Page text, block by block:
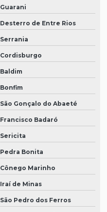
Guarani
Desterro de Entre Rios
Serrania
Cordisburgo
Baldim
Bonfim
São Gonçalo do Abaeté
Francisco Badaró
Sericita
Pedra Bonita
Cônego Marinho
Iraí de Minas
São Pedro dos Ferros